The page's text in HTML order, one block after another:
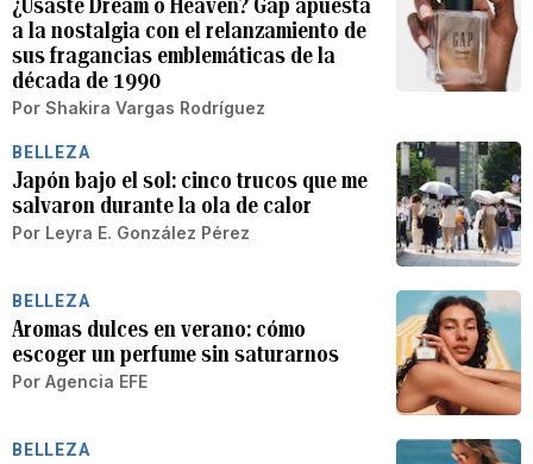
¿Usaste Dream o Heaven? Gap apuesta
a la nostalgia con el relanzamiento de
sus fragancias emblemáticas de la
década de 1990
Por Shakira Vargas Rodríguez
BELLEZA
Japón bajo el sol: cinco trucos que me
salvaron durante la ola de calor
Por Leyra E. González Pérez
BELLEZA
Aromas dulces en verano: cómo
escoger un perfume sin saturarnos
Por Agencia EFE
BELLEZA